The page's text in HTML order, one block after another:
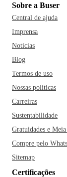
Sobre a Buser
Central de ajuda
Imprensa
Notícias
Blog
Termos de uso
Nossas políticas
Carreiras
Sustentabilidade
Gratuidades e
Compre pelo
Sitemap
Certificações